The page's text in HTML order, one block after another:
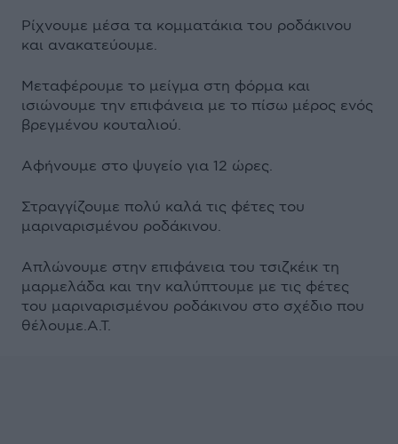
Ρίχνουμε μέσα τα κομματάκια του ροδάκινου
και ανακατεύουμε.
Μεταφέρουμε το μείγμα στη φόρμα και
ισιώνουμε την επιφάνεια με το πίσω μέρος ενός
βρεγμένου κουταλιού.
Αφήνουμε στο ψυγείο για 12 ώρες.
Στραγγίζουμε πολύ καλά τις φέτες του
μαριναρισμένου ροδάκινου.
Απλώνουμε στην επιφάνεια του τσιζκέικ τη
μαρμελάδα και την καλύπτουμε με τις φέτες
του μαριναρισμένου ροδάκινου στο σχέδιο που
θέλουμε.Α.Τ.